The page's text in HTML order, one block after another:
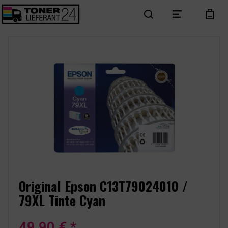
search menu cart
Original Epson C13T79024010 /
79XL Tinte Cyan